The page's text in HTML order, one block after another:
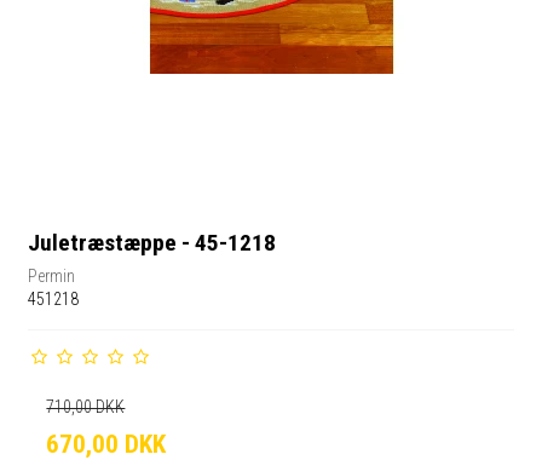
Juletræstæppe - 45-1218
Permin
451218
710,00 DKK
670,00 DKK